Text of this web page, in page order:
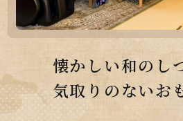
懐かしい和のし
気取りのないお